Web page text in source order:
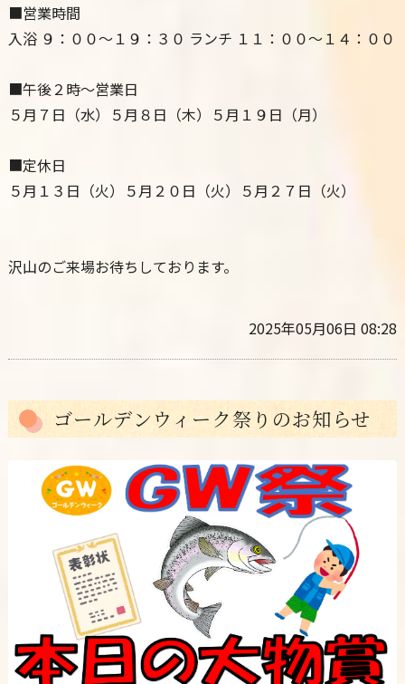
■営業時間
入浴 ９：００〜１９：３０ ランチ １１：００〜１４：００
■午後２時〜営業日
５月７日（水）５月８日（木）５月１９日（月）
■定休日
５月１３日（火）５月２０日（火）５月２７日（火）
沢山のご来場お待ちしております。
2025年05月06日 08:28
ゴールデンウィーク祭りのお知らせ